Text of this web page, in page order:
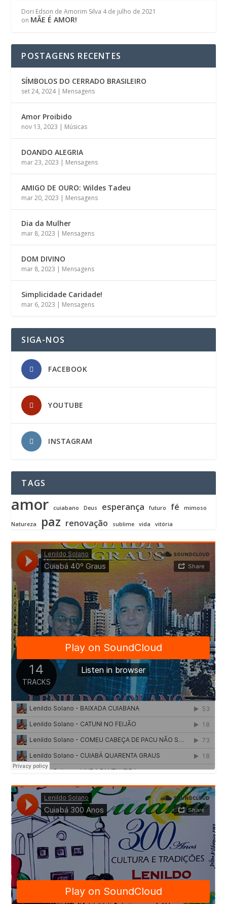
Dori Edson de Amorim Silva 4 de julho de 2021
on MÃE É AMOR!
POSTAGENS RECENTES
SÍMBOLOS DO CERRADO BRASILEIRO
set 24, 2024| Mensagens
Amor Proibido
nov 13, 2023 | Músicas
DOANDO ALEGRIA
mar 23, 2023 | Mensagens
AMIGO DE OURO: Wildes Tadeu
mar 20, 2023 | Mensagens
Dia da Mulher
mar 8, 2023 | Mensagens
DOM DIVINO
mar 8, 2023 | Mensagens
Simplicidade Caridade!
mar 6, 2023 | Mensagens
SIGA-NOS
FACEBOOK
YOUTUBE
INSTAGRAM
TAGS
amor cuiabano Deus esperança futuro fé mimoso
Natureza paz renovação sublime vida vitória